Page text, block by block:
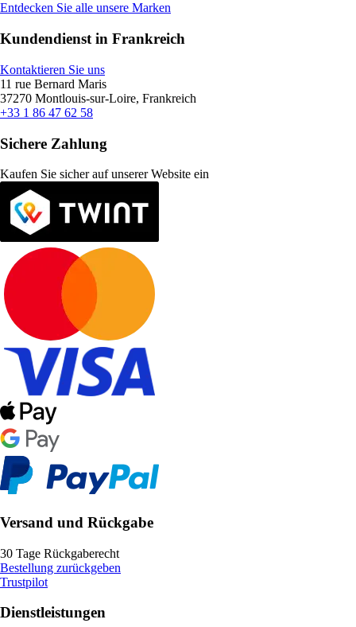
Entdecken Sie alle unsere Marken
Kundendienst in Frankreich
Kontaktieren Sie uns
11 rue Bernard Maris
37270 Montlouis-sur-Loire, Frankreich
+33 1 86 47 62 58
Sichere Zahlung
Kaufen Sie sicher auf unserer Website ein
Versand und Rückgabe
30 Tage Rückgaberecht
Bestellung zurückgeben
Trustpilot
Dienstleistungen